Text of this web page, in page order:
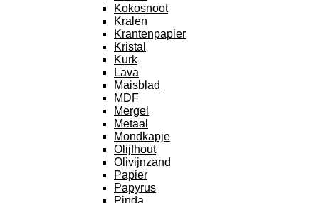
Kokosnoot
Kralen
Krantenpapier
Kristal
Kurk
Lava
Maisblad
MDF
Mergel
Metaal
Mondkapje
Olijfhout
Olivijnzand
Papier
Papyrus
Pinda